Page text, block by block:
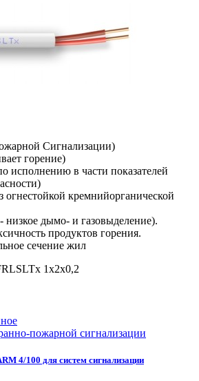
Сигнализации)
горение)
исполнению в части показателей
огнестойкой кремнийорганической
низкое дымо- и газовыделение).
продуктов горения.
сечение жил
1х2х0,2
пожарной сигнализации
4/100 для систем сигнализации